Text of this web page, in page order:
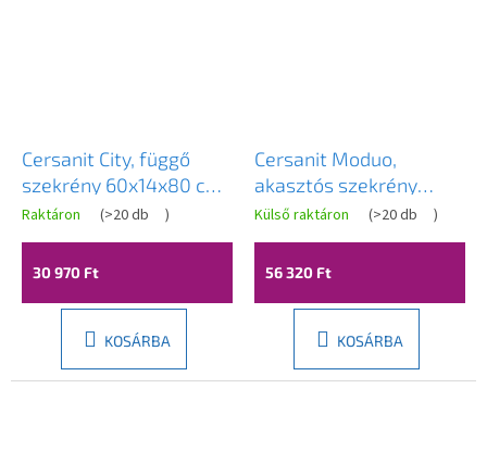
Cersanit City, függő
szekrény 60x14x80 cm,
fehér fényes, S584-
021-DSM
Raktáron (>20 db )
30 970 Ft
KOSÁRBA
Cersanit Moduo,
akasztós szekrény
60x14x80 cm, antracit
matt, S590-083
Külső raktáron (>20 db )
56 320 Ft
KOSÁRBA